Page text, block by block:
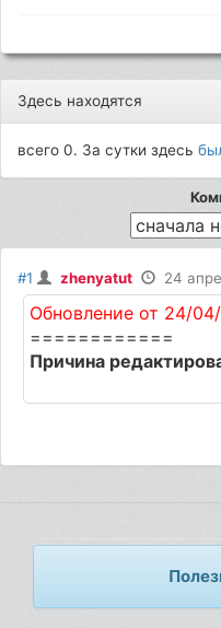
Здесь находятся
всего 0. За сутки здесь
#1 zhenyatut 24
Обновление от 24/
============
Причина